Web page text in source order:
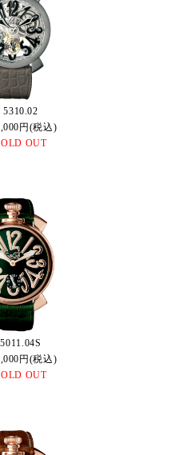
5310.02
円(税込)
OUT
5011.04S
円(税込)
OUT